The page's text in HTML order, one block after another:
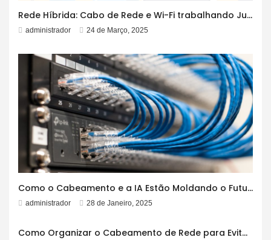
Rede Híbrida: Cabo de Rede e Wi-Fi trabalhando Juntos!
administrador 24 de Março, 2025
Como o Cabeamento e a IA Estão Moldando o Futuro
administrador 28 de Janeiro, 2025
Como Organizar o Cabeamento de Rede para Evitar Emaranhados